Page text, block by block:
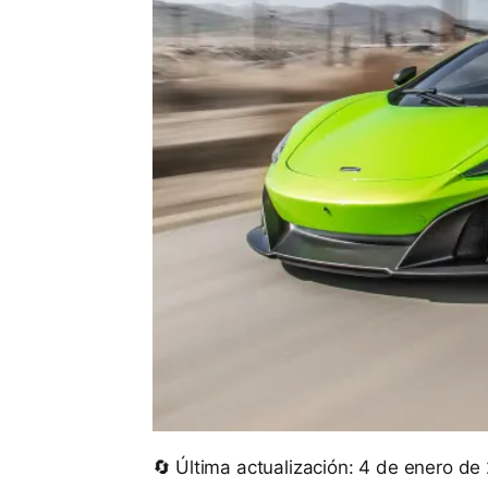
🔄 Última actualización: 4 de enero de